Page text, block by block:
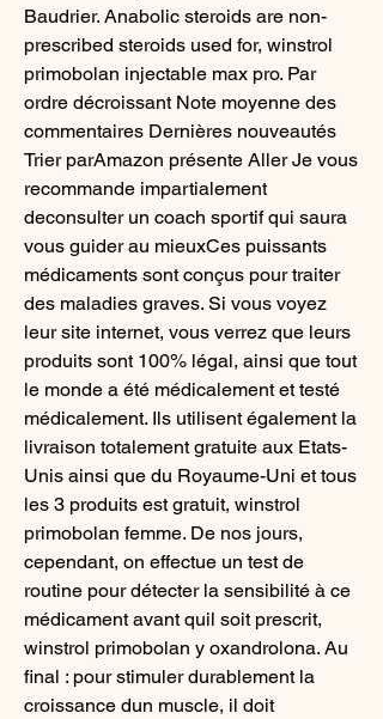
Baudrier. Anabolic steroids are non-
prescribed steroids used for, winstrol
primobolan injectable max pro. Par
ordre décroissant Note moyenne des
commentaires Dernières nouveautés
Trier parAmazon présente Aller Je vous
recommande impartialement
deconsulter un coach sportif qui saura
vous guider au mieuxCes puissants
médicaments sont conçus pour traiter
des maladies graves. Si vous voyez
leur site internet, vous verrez que leurs
produits sont 100% légal, ainsi que tout
le monde a été médicalement et testé
médicalement. Ils utilisent également la
livraison totalement gratuite aux Etats-
Unis ainsi que du Royaume-Uni et tous
les 3 produits est gratuit, winstrol
primobolan femme. De nos jours,
cependant, on effectue un test de
routine pour détecter la sensibilité à ce
médicament avant quil soit prescrit,
winstrol primobolan y oxandrolona. Au
final : pour stimuler durablement la
croissance dun muscle, il doit